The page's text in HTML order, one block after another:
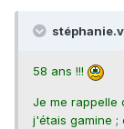
58 ans !!!
Je me rappelle
j'étais gamine ;